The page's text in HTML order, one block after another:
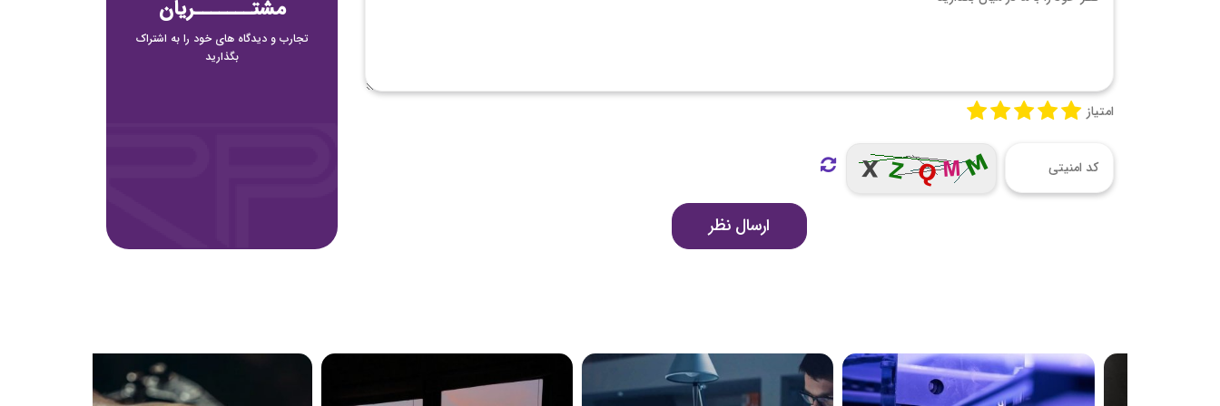
امتیاز
ارسال نظر
مشتـــــــریان
تجارب و دیدگاه های خود را به اشتراک
بگذارید